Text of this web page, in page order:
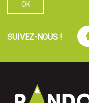
SUIVEZ-NOUS !